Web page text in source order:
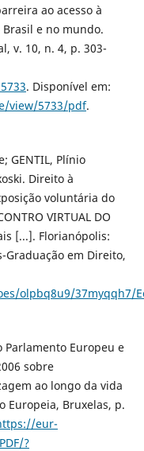
ao acesso à
e no mundo.
v. 10, n. 4, p. 303-
. Disponível em:
view/5733/pdf.
GENTIL, Plínio
Direito à
voluntária do
VIRTUAL DO
[...]. Florianópolis:
Graduação em Direito,
olpbq8u9/37myqqh7/
Parlamento Europeu e
sobre
ao longo da vida
Europeia, Bruxelas, p.
eur-
?